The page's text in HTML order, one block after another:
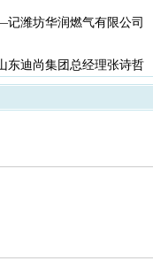
潍坊华润燃气有限公司
迪尚集团总经理张诗哲